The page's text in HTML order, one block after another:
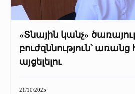
«Տնային կանչ»
բուժզննություն՝
այցելելու
21/10/2025